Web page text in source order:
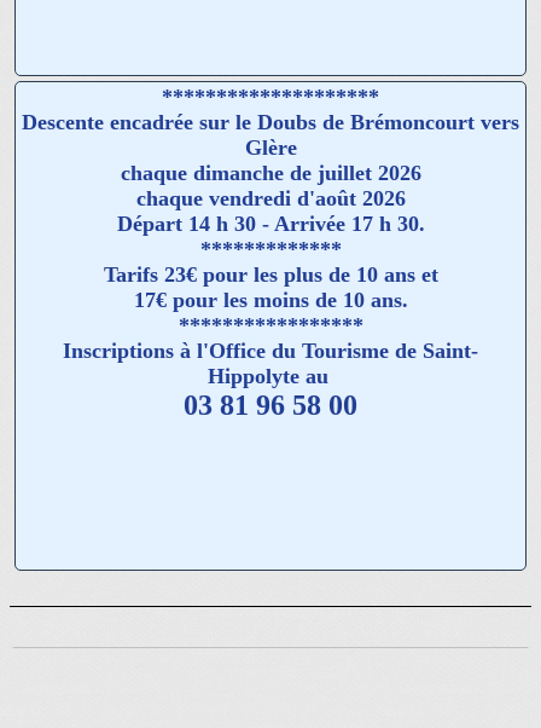
********************
Descente encadrée sur le Doubs de Brémoncourt vers
Glère
chaque dimanche de juillet 2026
chaque vendredi d'août 2026
Départ 14 h 30 - Arrivée 17 h 30.
*************
Tarifs 23€ pour les plus de 10 ans et
17€ pour les moins de 10 ans.
*****************
Inscriptions à l'Office du Tourisme de Saint-
Hippolyte au
03 81 96 58 00